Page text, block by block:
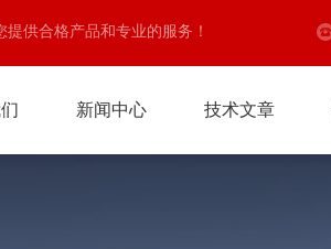
供合格产品和专业的服务！
新闻中心 技术文章